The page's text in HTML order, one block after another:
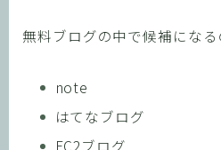
無料ブログの中で候補になる
note
はてなブログ
FC2ブログ